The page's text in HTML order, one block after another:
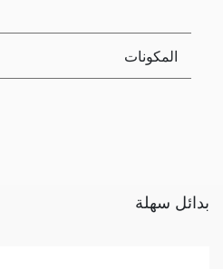
المكونات
بدائل سهلة